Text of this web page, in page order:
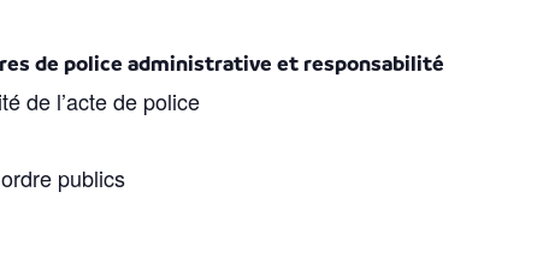
de police administrative et responsabilité
de l’acte de police
publics